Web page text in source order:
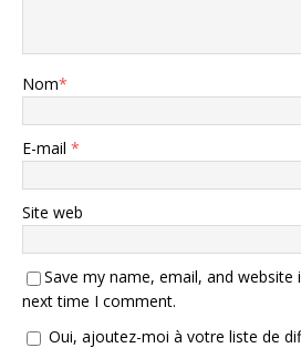
Nom*
E-mail *
Site web
Save my name, email, and
next time I comment.
Oui, ajoutez-moi à votre liste de